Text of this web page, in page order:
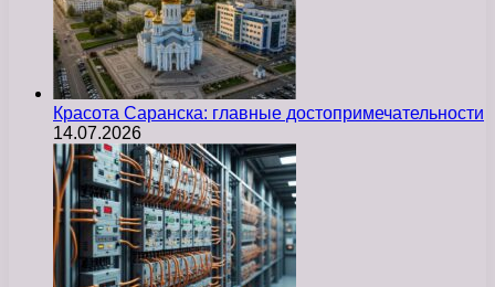
Красота Саранска: главные достопримечательности
14.07.2026